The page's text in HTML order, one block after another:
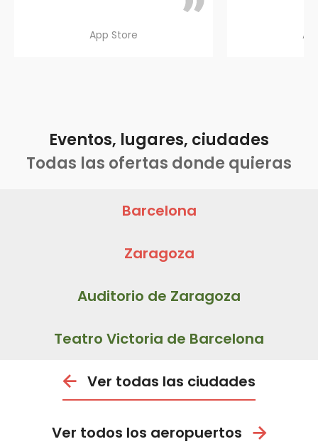
App Store
Eventos, lugares, ciudades
Todas las ofertas donde quieras
Barcelona
Zaragoza
Auditorio de Zaragoza
Teatro Victoria de Barcelona
Ver todas las ciudades
Ver todos los aeropuertos